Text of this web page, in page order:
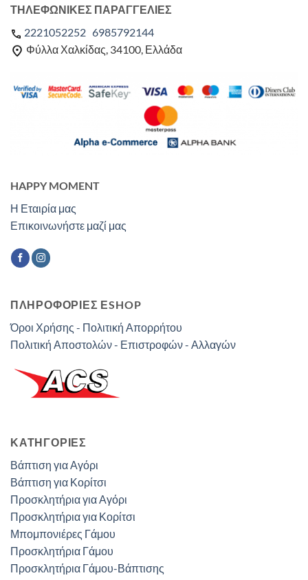
HAPPY MOMENT
Η Εταιρία μας
Επικοινωνήστε μαζί μας
ΠΛΗΡΟΦΟΡΙΕΣ ΕSHOP
Όροι Χρήσης - Πολιτική Απορρήτου
Πολιτική Αποστολών - Επιστροφών - Αλλαγών
ΤΗΛΕΦΩΝΙΚΕΣ ΠΑΡΑΓΓΕΛΙΕΣ
2221052252 6985792144
Φύλλα Χαλκίδας, 34100, Ελλάδα
ΚΑΤΗΓΟΡΊΕΣ
Βάπτιση για Αγόρι
Βάπτιση για Κορίτσι
Προσκλητήρια για Αγόρι
Προσκλητήρια για Κορίτσι
Μπομπονιέρες Γάμου
Προσκλητήρια Γάμου
Προσκλητήρια Γάμου-Βάπτισης